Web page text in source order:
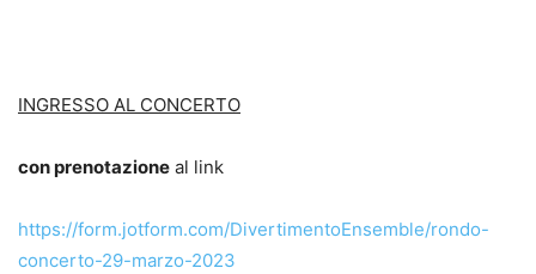
INGRESSO AL CONCERTO
con prenotazione al link
https://form.jotform.com/DivertimentoEnsemble/rondo-
concerto-29-marzo-2023